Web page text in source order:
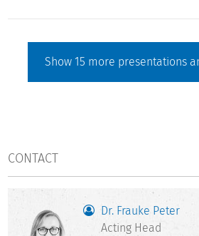
Show 15 more presentations
CONTACT
Dr. Frauke Peter
Acting Head